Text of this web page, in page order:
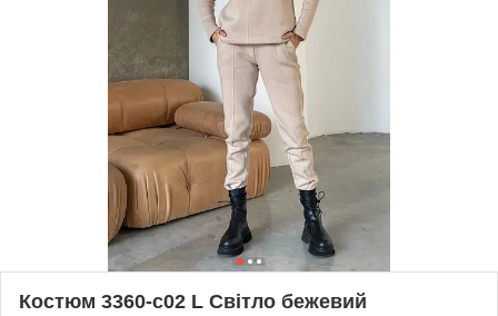
Костюм 3360-c02 L Світло бежевий